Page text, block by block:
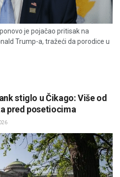
je pojačao pritisak na
Trump-a, tražeći da porodice u
stiglo u Čikago: Više od
pred posetiocima